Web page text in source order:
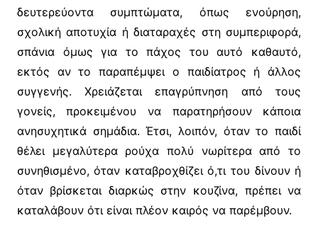
δευτερεύοντα συμπτώματα, όπως ενούρηση,
σχολική αποτυχία ή διαταραχές στη συμπεριφορά,
σπάνια όμως για το πάχος του αυτό καθαυτό,
εκτός αν το παραπέμψει ο παιδίατρος ή άλλος
συγγενής. Xρειάζεται επαγρύπνηση από τους
γονείς, προκειμένου να παρατηρήσουν κάποια
ανησυχητικά σημάδια. Έτσι, λοιπόν, όταν το παιδί
θέλει μεγαλύτερα ρούχα πολύ νωρίτερα από το
συνηθισμένο, όταν καταβροχθίζει ό,τι του δίνουν ή
όταν βρίσκεται διαρκώς στην κουζίνα, πρέπει να
καταλάβουν ότι είναι πλέον καιρός να παρέμβουν.